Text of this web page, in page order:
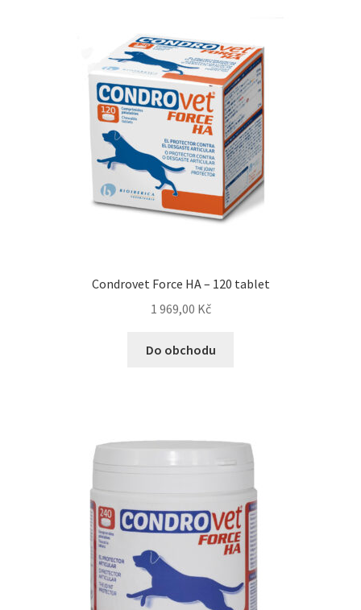
Feringa pro kočky — Lisované za studena a přírodní
Fontány pro kočky
Granule pro kočky
Hill’s pro kočky — Veterinární a prémiová výživa
Pamlsky pro kočky
Purizon pro kočky
Royal Canin pro kočky
Škrabadla pro kočky
Condrovet Force HA – 120 tablet
1 969,00 Kč
Do obchodu